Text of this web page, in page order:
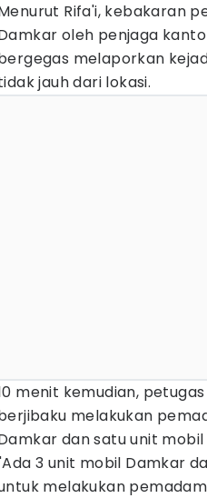
Rifa'i, kebakaran
oleh penjaga
melaporkan
jauh dari lokasi.
menit kemudian,
melakukan
dan satu unit mobil
3 unit mobil Damkar
melakukan